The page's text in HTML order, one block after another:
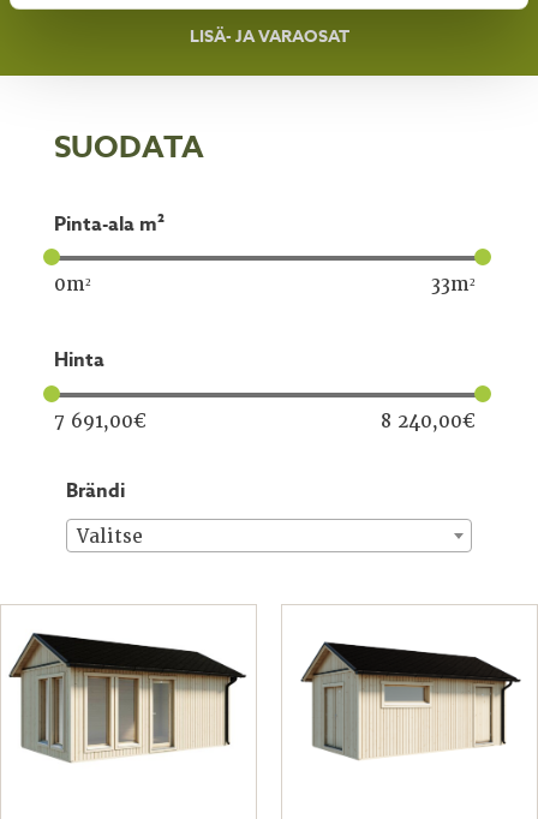
LISÄ- JA VARAOSAT
SUODATA
pinta-ala m²
0m² 33m²
hinta
7 691,00€ 8 240,00€
brändi
Valitse